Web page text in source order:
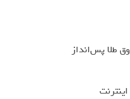
طلا پس‌انداز